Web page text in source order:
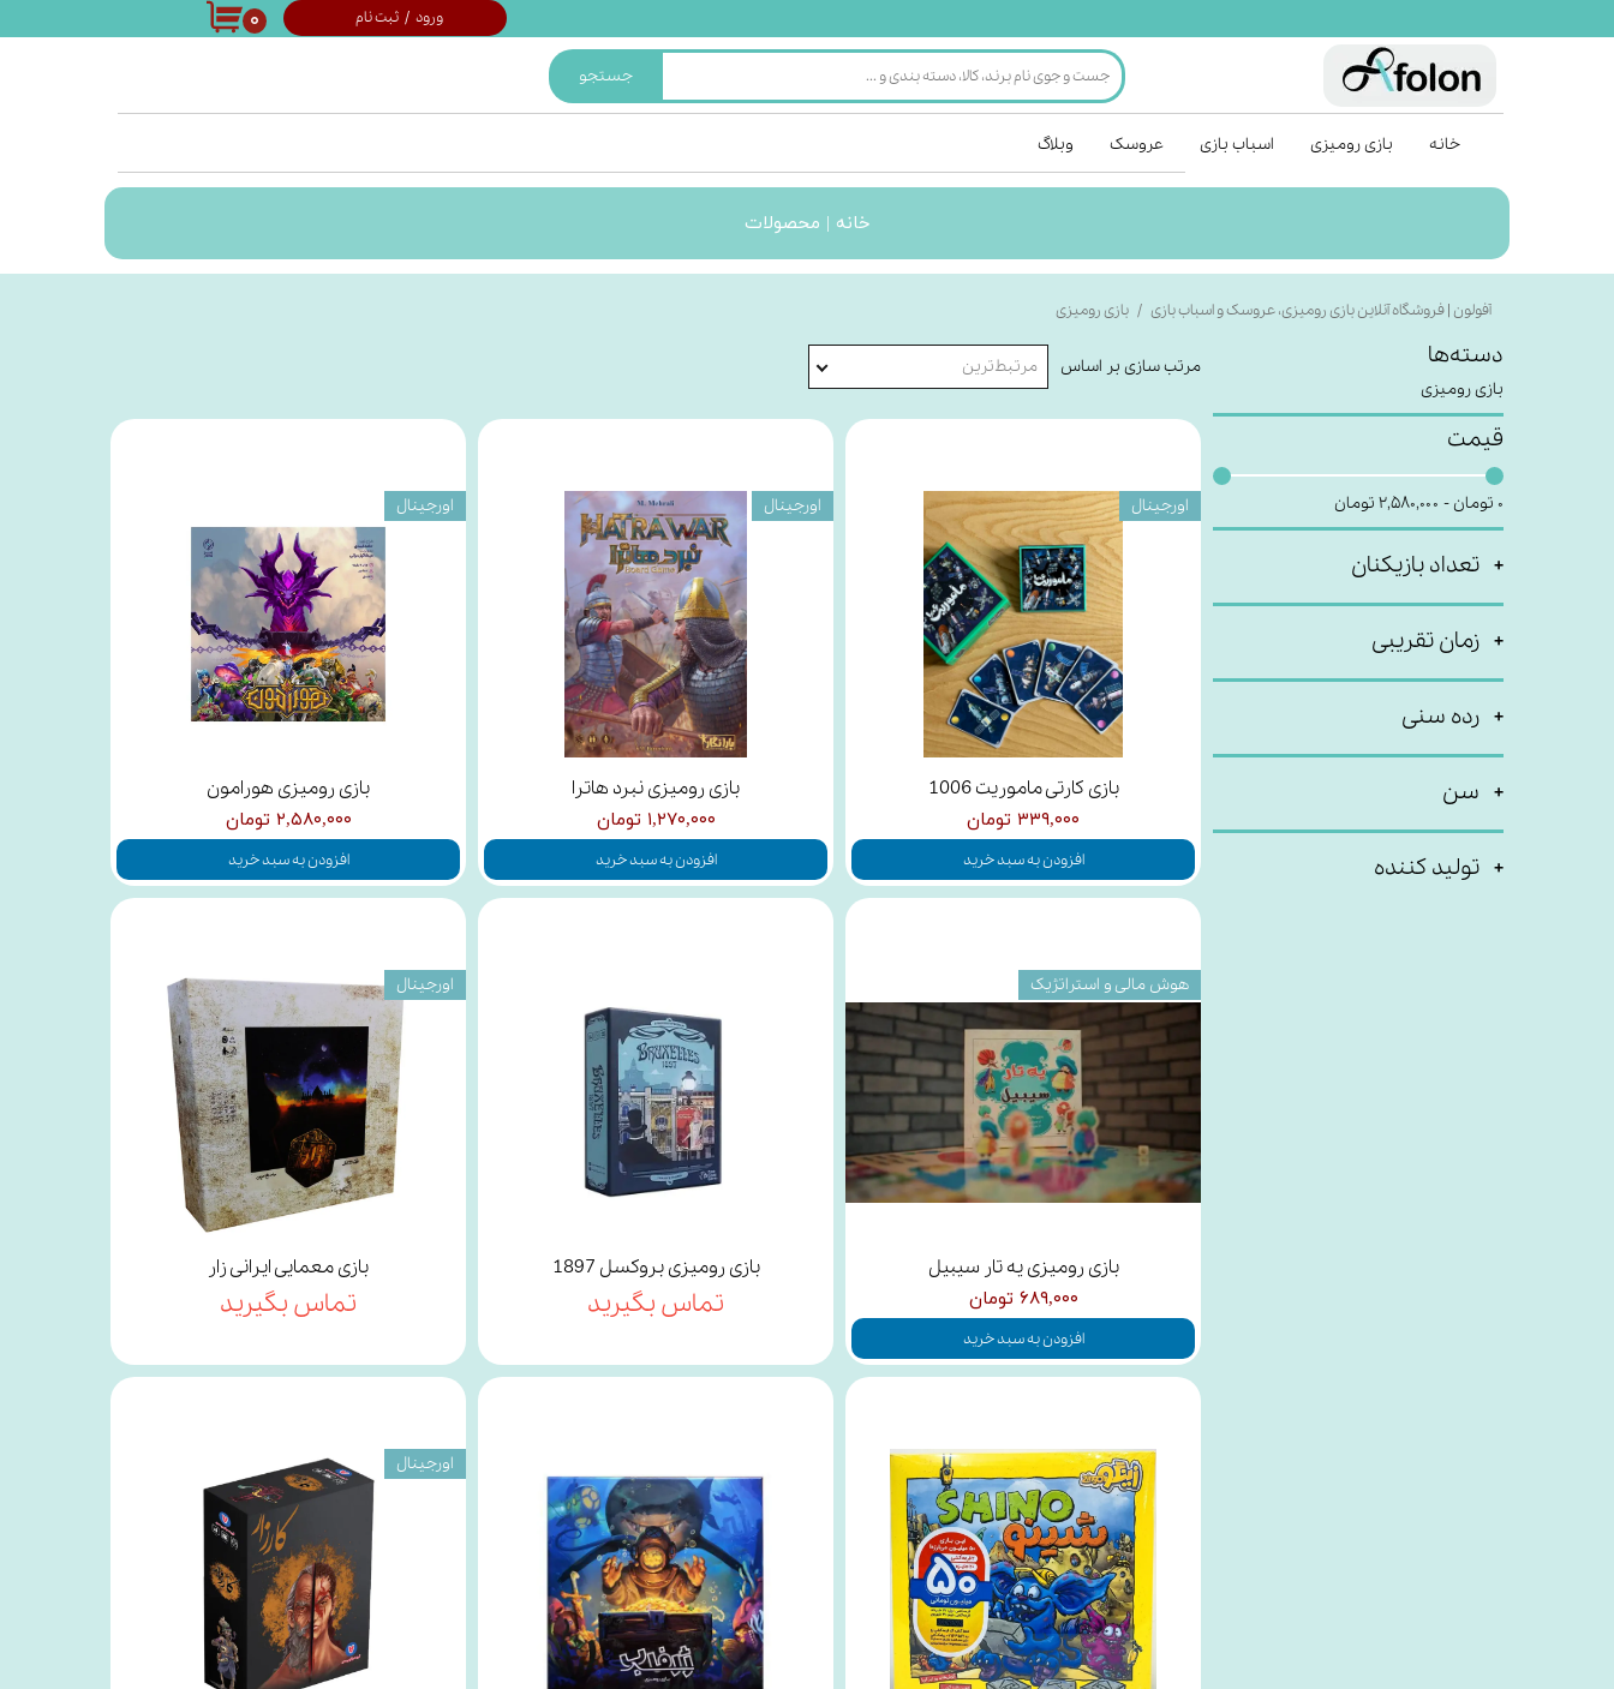
جستجو
ورود / ثبت نام
خروج از حساب
۰
خانه بازی رومیزی اسباب بازی عروسک وبلاگ
خانه | محصولات
آفولون | فروشگاه آنلاین بازی رومیزی، عروسک و اسباب بازی بازی رومیزی
دسته‌ها
بازی رومیزی
قیمت
۰ تومان - ۲,۵۸۰,۰۰۰ تومان
تعداد بازیکنان
زمان تقریبی
رده سنی
سن
تولید کننده
مرتب سازی بر اساس مرتبط‌ترین
بازی کارتی ماموریت 1006
۳۳۹,۰۰۰ تومان
افزودن به سبد خرید
اورجینال
بازی رومیزی نبرد هاترا
۱,۲۷۰,۰۰۰ تومان
افزودن به سبد خرید
اورجینال
بازی رومیزی هورامون
۲,۵۸۰,۰۰۰ تومان
افزودن به سبد خرید
اورجینال
بازی رومیزی یه تار سیبیل
۶۸۹,۰۰۰ تومان
افزودن به سبد خرید
هوش مالی و استراتژیک
بازی رومیزی بروکسل 1897
تماس بگیرید
بازی معمایی ایرانی زار
تماس بگیرید
اورجینال
اورجینال